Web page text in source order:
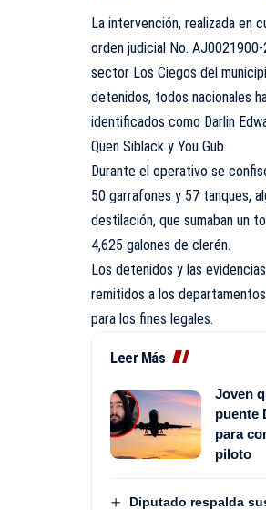
La intervención, realizada en
orden judicial No.
sector Los Ciegos del
detenidos, todos nacionales
identificados como Darlin
Quen Siblack y You Gub.
Durante el operativo se
50 garrafones y 57 tanques,
destilación, que sumaban un
4,625 galones de clerén.
Los detenidos y las
remitidos a los
para los fines legales.
Leer Más
Joven
puente
para
piloto
Diputado respalda